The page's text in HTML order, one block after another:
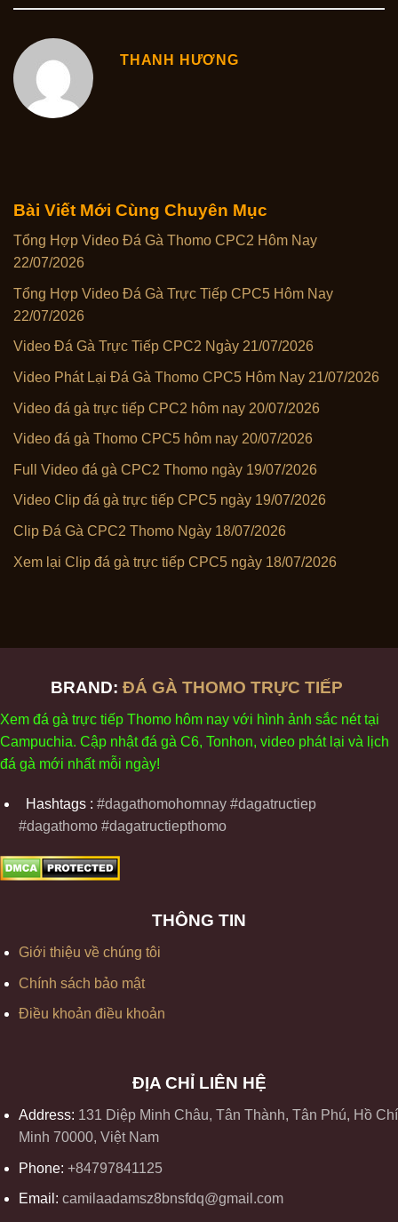
Bài Viết Mới Cùng Chuyên Mục
Tổng Hợp Video Đá Gà Thomo CPC2 Hôm Nay
22/07/2026
Tổng Hợp Video Đá Gà Trực Tiếp CPC5 Hôm Nay
22/07/2026
Video Đá Gà Trực Tiếp CPC2 Ngày 21/07/2026
Video Phát Lại Đá Gà Thomo CPC5 Hôm Nay 21/07/2026
Video đá gà trực tiếp CPC2 hôm nay 20/07/2026
Video đá gà Thomo CPC5 hôm nay 20/07/2026
Full Video đá gà CPC2 Thomo ngày 19/07/2026
Video Clip đá gà trực tiếp CPC5 ngày 19/07/2026
Clip Đá Gà CPC2 Thomo Ngày 18/07/2026
Xem lại Clip đá gà trực tiếp CPC5 ngày 18/07/2026
THANH HƯƠNG
BRAND: ĐÁ GÀ THOMO TRỰC TIẾP
Xem đá gà trực tiếp Thomo hôm nay với hình ảnh sắc néttại
Campuchia. Cập nhậtđá gà C6, Tonhon, video phátl ại và ịch
đá gà mới nhất mỗi ngày!
Hashtags : #dagathomohomnay #dagatructiep
#dagathomo #dagatructiepthomo
THÔNG TIN
Giới thiệu về chúng tôi
Chính sách bảo mật
Điều khoản điều khoản
ĐỊA CHỈ LIÊN HỆ
Address: 131 Diệp Minh Châu, Tân Thành, Tân Phú, Hồ Chí
Minh 70000, Việt Nam
Phone: +84797841125
Email: camilaadamsz8bnsfdq@gmail.com